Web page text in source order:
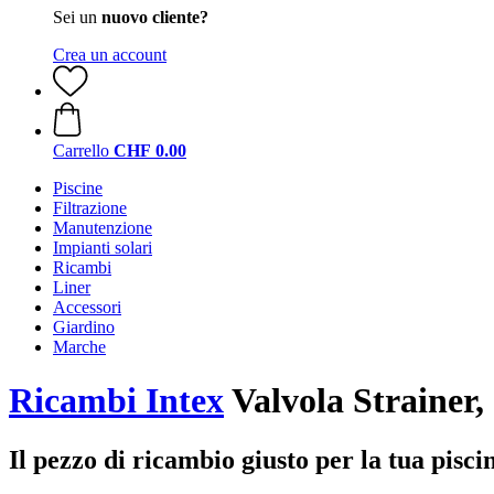
Sei un nuovo cliente?
Crea un account
Carrello CHF 0.00
Piscine
Filtrazione
Manutenzione
Impianti solari
Ricambi
Liner
Accessori
Giardino
Marche
Ricambi IntexValvola Strainer,
Il pezzo di ricambio giusto per la tua